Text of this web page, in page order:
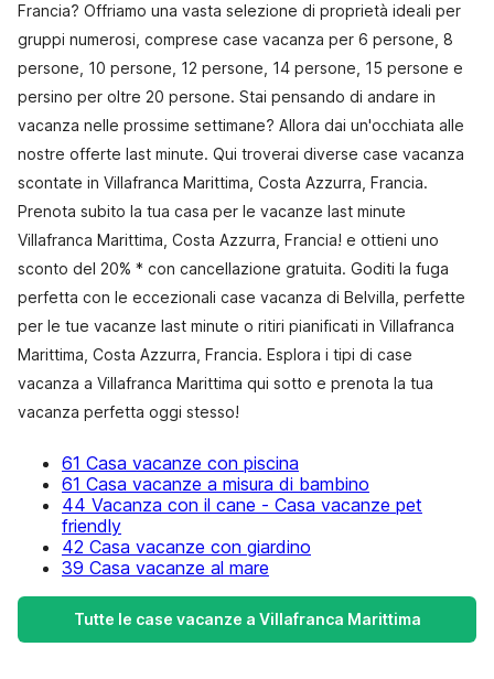
Francia? Offriamo una vasta selezione di proprietà ideali per
gruppi numerosi, comprese case vacanza per 6 persone, 8
persone, 10 persone, 12 persone, 14 persone, 15 persone e
persino per oltre 20 persone. Stai pensando di andare in
vacanza nelle prossime settimane? Allora dai un'occhiata alle
nostre offerte last minute. Qui troverai diverse case vacanza
scontate in Villafranca Marittima, Costa Azzurra, Francia.
Prenota subito la tua casa per le vacanze last minute
Villafranca Marittima, Costa Azzurra, Francia! e ottieni uno
sconto del 20% * con cancellazione gratuita. Goditi la fuga
perfetta con le eccezionali case vacanza di Belvilla, perfette
per le tue vacanze last minute o ritiri pianificati in Villafranca
Marittima, Costa Azzurra, Francia. Esplora i tipi di case
vacanza a Villafranca Marittima qui sotto e prenota la tua
vacanza perfetta oggi stesso!
61 Casa vacanze con piscina
61 Casa vacanze a misura di bambino
44 Vacanza con il cane - Casa vacanze pet
friendly
42 Casa vacanze con giardino
39 Casa vacanze al mare
Tutte le case vacanze a Villafranca Marittima